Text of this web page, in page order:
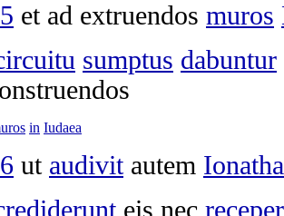
et ad extruendos muros
sumptus dabuntur
in Iudaea
ut audivitautem
eis nec